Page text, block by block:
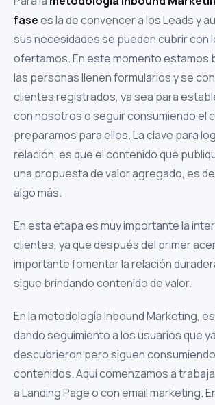
fasees la de convencer a los Leads y
sus necesidades se pueden cubrir con
ofertamos. En este momento estamos
las personas llenen formularios y se
clientes registrados, ya sea para
con nosotros o seguir consumiendo el
preparamos para ellos. La clave para
relación, es que el contenido que
una propuesta de valor agregado, es
algo más.
En esta etapa es muy importante la
clientes, ya que después del primer
importante fomentar la relación
sigue brindando contenido de valor.
En la metodología Inbound Marketing,
dando seguimiento a los usuarios que
descubrieron pero siguen
contenidos. Aquí comenzamos a
a Landing Page o con email marketing.